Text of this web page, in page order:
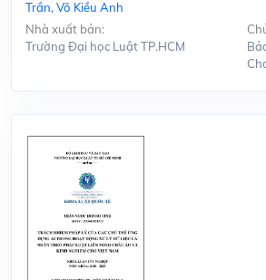
Trần, Võ Kiều Anh
Nhà xuất bản:
Trường Đại học Luật TP.HCM